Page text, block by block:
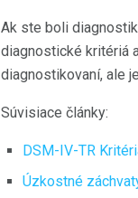
Ak ste boli
diagnostické kritériá
diagnostikovaní, ale
Súvisiace články:
DSM-IV-TR
Úzkostné